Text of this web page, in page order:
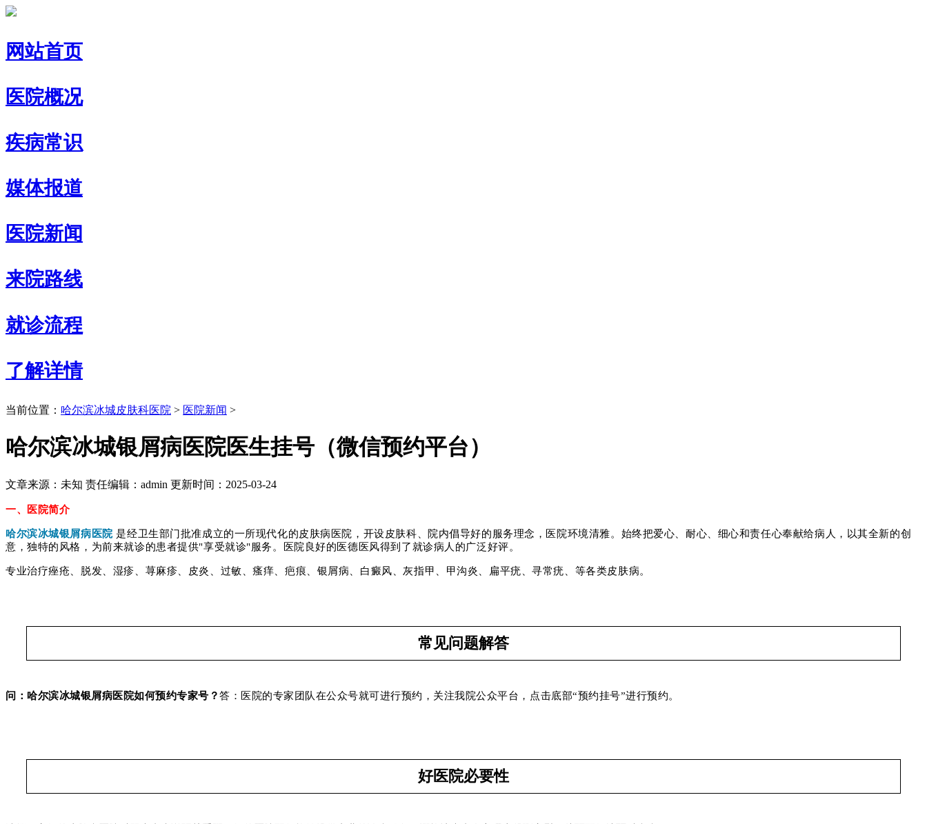
网站首页
医院概况
疾病常识
媒体报道
医院新闻
来院路线
就诊流程
了解详情
当前位置： 哈尔滨冰城皮肤科医院 > 医院新闻 >
哈尔滨冰城银屑病医院医生挂号（微信预约平台）
文章来源：未知 责任编辑：admin 更新时间：2025-03-24
一、医院简介
哈尔滨冰城银屑病医院是经卫生部门批准成立的一所现代化的皮肤病医院，开设皮肤科、院内倡导好的服务理念，医院环境清雅。始终把爱心、耐心、细心和责任心奉献给病人，以其全新的创
意，独特的风格，为前来就诊的患者提供"享受就诊"服务。医院良好的医德医风得到了就诊病人的广泛好评。
专业治疗痤疮、脱发、湿疹、荨麻疹、皮炎、过敏、瘙痒、疤痕、银屑病、白癜风、灰指甲、甲沟炎、 扁平疣 、寻常疣、等各类皮肤病。
常见问题解答
问：哈尔滨冰城银屑病医院如何预约专家号？答：医院的专家团队在公众号就可进行预约，关注我院公众平台，点击底部“预约挂号”进行预约。
好医院必要性